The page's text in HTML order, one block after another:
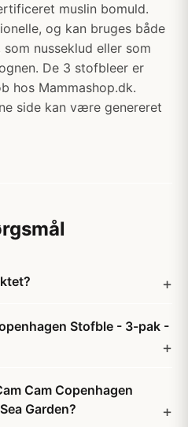
muslin bomuld.
og kan bruges både
nusseklud eller som
De 3 stofbleer er
hos Mammashop.dk.
side kan være genereret
Stofble - 3-pak -
Cam Copenhagen
Garden?